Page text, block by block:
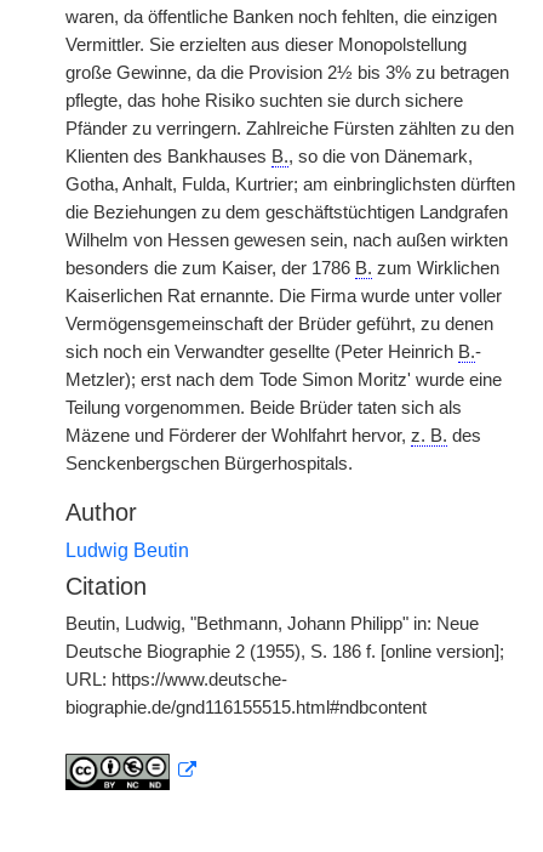
waren, da öffentliche Banken noch fehlten, die einzigen
Vermittler. Sie erzielten aus dieser Monopolstellung
große Gewinne, da die Provision 2½ bis 3% zu betragen
pflegte, das hohe Risiko suchten sie durch sichere
Pfänder zu verringern. Zahlreiche Fürsten zählten zu den
Klienten des Bankhauses B., so die von Dänemark,
Gotha, Anhalt, Fulda, Kurtrier; am einbringlichsten dürften
die Beziehungen zu dem geschäftstüchtigen Landgrafen
Wilhelm von Hessen gewesen sein, nach außen wirkten
besonders die zum Kaiser, der 1786 B. zum Wirklichen
Kaiserlichen Rat ernannte. Die Firma wurde unter voller
Vermögensgemeinschaft der Brüder geführt, zu denen
sich noch ein Verwandter gesellte (Peter Heinrich B.-
Metzler); erst nach dem Tode Simon Moritz' wurde eine
Teilung vorgenommen. Beide Brüder taten sich als
Mäzene und Förderer der Wohlfahrt hervor, z. B. des
Senckenbergschen Bürgerhospitals.
Author
Ludwig Beutin
Citation
Beutin, Ludwig, "Bethmann, Johann Philipp" in: Neue
Deutsche Biographie 2 (1955), S. 186 f. [online version];
URL: https://www.deutsche-
biographie.de/gnd116155515.html#ndbcontent